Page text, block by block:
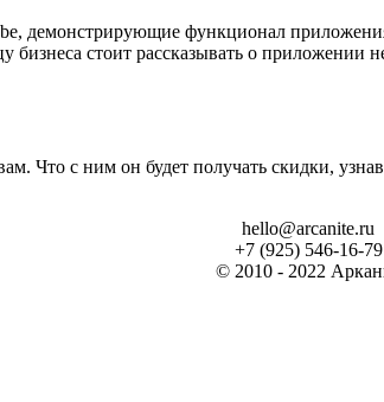
демонстрирующие функционал
бизнеса стоит рассказывать о приложении
Что с ним он будет получать скидки,
hello@arcanite.ru
+7 (925) 546-16-79
© 2010 - 2022